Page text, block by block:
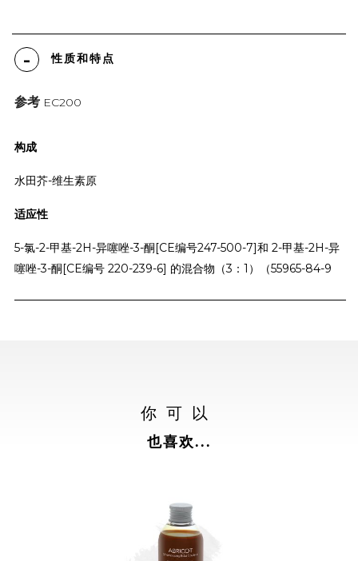
性质和特点
参考 EC200
构成
水田芥-维生素原
适应性
5-氯-2-甲基-2H-异噻唑-3-酮[CE编号247-500-7]和 2-甲基-2H-异
噻唑-3-酮[CE编号 220-239-6] 的混合物（3：1）（55965-84-9
你可以
也喜欢...